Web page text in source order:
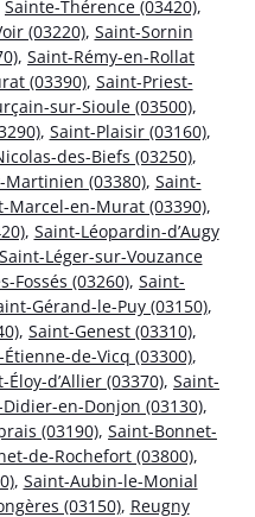
Sainte-Thérence (03420),
(03220), Saint-Sornin
, Saint-Rémy-en-Rollat
(03390), Saint-Priest-
sur-Sioule (03500),
, Saint-Plaisir (03160),
des-Biefs (03250),
Martinien (03380), Saint-
Marcel-en-Murat (03390),
, Saint-Léopardin-d’Augy
Saint-Léger-sur-Vouzance
Fossés (03260), Saint-
Gérand-le-Puy (03150),
, Saint-Genest (03310),
de-Vicq (03300),
Éloy-d’Allier (03370), Saint-
en-Donjon (03130),
(03190), Saint-Bonnet-
de-Rochefort (03800),
, Saint-Aubin-le-Monial
(03150), Reugny